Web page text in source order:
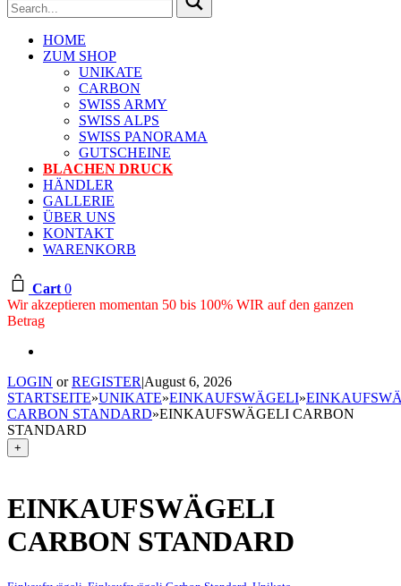
HOME
ZUM SHOP
UNIKATE
CARBON
SWISS ARMY
SWISS ALPS
SWISS PANORAMA
GUTSCHEINE
BLACHEN DRUCK
HÄNDLER
GALLERIE
ÜBER UNS
KONTAKT
WARENKORB
Cart 0
Wir akzeptieren momentan 50 bis 100% WIR auf den ganzen
Betrag
LOGIN orREGISTER|August 6, 2026
STARTSEITE»UNIKATE»EINKAUFSWÄGELI»
CARBON STANDARD»EINKAUFSWÄGELI CARBON
STANDARD
+
EINKAUFSWÄGELI
CARBON STANDARD